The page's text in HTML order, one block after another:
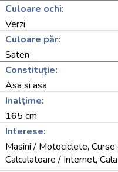
Culoare ochi:
Verzi
Culoare păr:
Saten
Constituţie:
Asa si asa
Inalţime:
165 cm
Interese:
Masini / Motociclete,
Calculatoare / Internet,